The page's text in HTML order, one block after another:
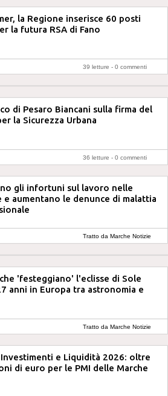
la Regione inserisce 60 posti
la futura RSA di Fano
39 letture - 0 commenti
di Pesaro Biancani sulla firma del
la Sicurezza Urbana
36 letture - 0 commenti
gli infortuni sul lavoro nelle
e aumentano le denunce di malattia
Tratto da Marche Notizie
'festeggiano' l'eclisse di Sole
anni in Europa tra astronomia e
Tratto da Marche Notizie
e Liquidità 2026: oltre
di euro per le PMI delle Marche